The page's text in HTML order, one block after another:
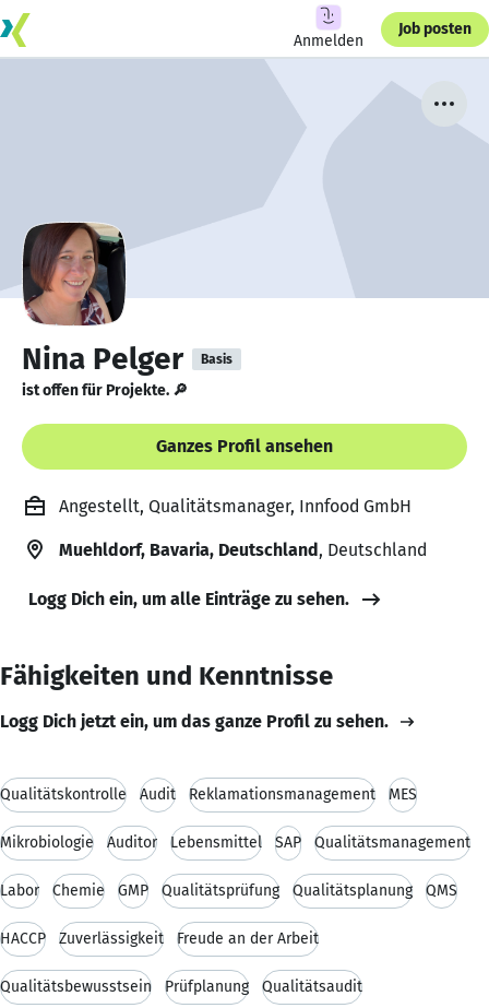
Anmelden
Job posten
Nina Pelger Basis
ist offen für Projekte. 🔎
Ganzes Profil ansehen
Angestellt, Qualitätsmanager, Innfood GmbH
Muehldorf, Bavaria, Deutschland, Deutschland
Logg Dich ein, um alle Einträge zu sehen.
Fähigkeiten und Kenntnisse
Logg Dich jetzt ein, um das ganze Profil zu sehen.
Qualitätskontrolle Audit Reklamationsmanagement MES
Mikrobiologie Auditor Lebensmittel SAP Qualitätsmanagement
Labor Chemie GMP Qualitätsprüfung Qualitätsplanung QMS
HACCP Zuverlässigkeit Freude an der Arbeit
Qualitätsbewusstsein Prüfplanung Qualitätsaudit